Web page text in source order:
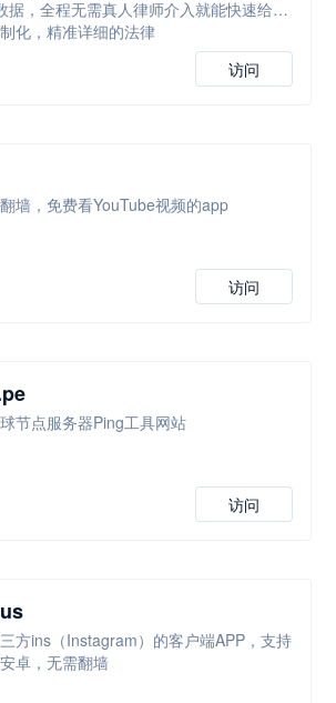
据，全程无需真人律师介入就能快速给出
化，精准详细的法律
访问
墙，免费看YouTube视频的app
访问
节点服务器Ping工具网站
访问
方ins（Instagram）的客户端APP，支持
卓，无需翻墙